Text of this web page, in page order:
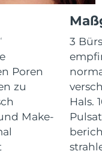
Poren
zu
Make-
3
Hals.
8/12/26
Lieferung 8/14/26
Lieferung
Lieferung
Lieferung 8/15/26